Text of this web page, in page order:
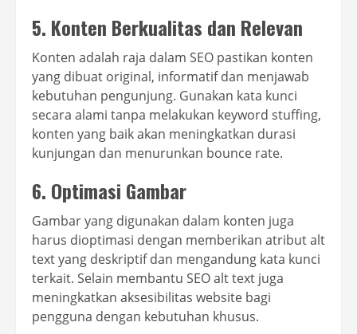
5. Konten Berkualitas dan Relevan
Konten adalah raja dalam SEO pastikan konten
yang dibuat original, informatif dan menjawab
kebutuhan pengunjung. Gunakan kata kunci
secara alami tanpa melakukan keyword stuffing,
konten yang baik akan meningkatkan durasi
kunjungan dan menurunkan bounce rate.
6. Optimasi Gambar
Gambar yang digunakan dalam konten juga
harus dioptimasi dengan memberikan atribut alt
text yang deskriptif dan mengandung kata kunci
terkait. Selain membantu SEO alt text juga
meningkatkan aksesibilitas website bagi
pengguna dengan kebutuhan khusus.